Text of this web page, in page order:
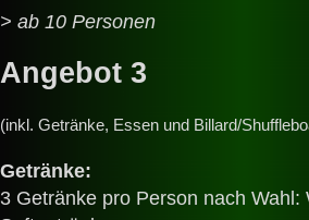
> ab 10 Personen
Angebot 3
(inkl. Getränke, Essen und Billard/
Getränke:
3 Getränke pro Person nach Wahl: